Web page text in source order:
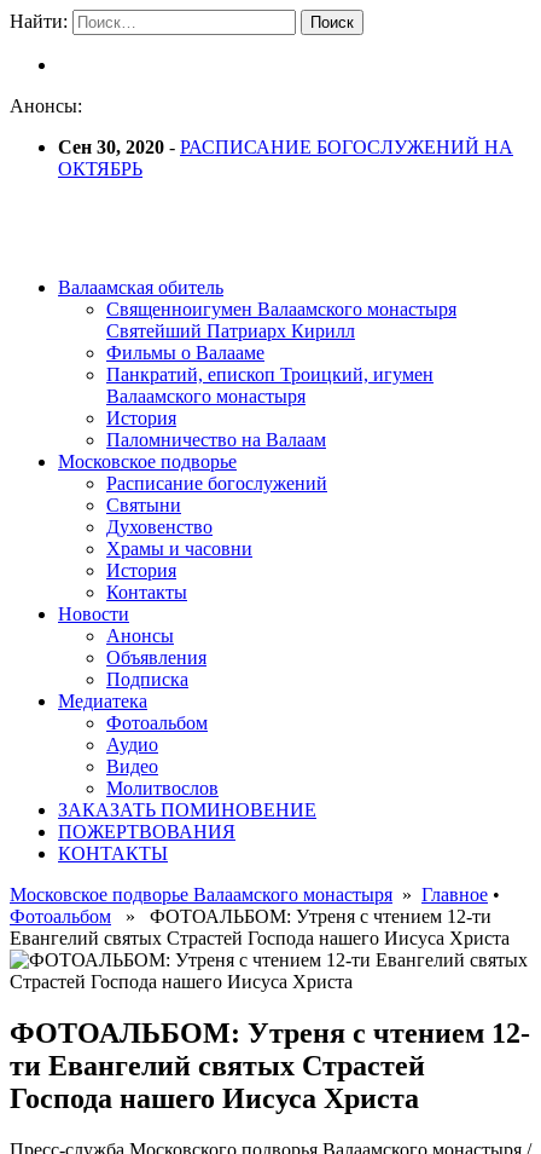
Найти:
Анонсы:
Сен 30, 2020 - РАСПИСАНИЕ БОГОСЛУЖЕНИЙ НА
ОКТЯБРЬ
Валаамская обитель
Священноигумен Валаамского монастыря
Святейший Патриарх Кирилл
Фильмы о Валааме
Панкратий, епископ Троицкий, игумен
Валаамского монастыря
История
Паломничество на Валаам
Московское подворье
Расписание богослужений
Святыни
Духовенство
Храмы и часовни
История
Контакты
Новости
Анонсы
Объявления
Подписка
Медиатека
Фотоальбом
Аудио
Видео
Молитвослов
ЗАКАЗАТЬ ПОМИНОВЕНИЕ
ПОЖЕРТВОВАНИЯ
КОНТАКТЫ
Московское подворье Валаамского монастыря » Главное •
Фотоальбом » ФОТОАЛЬБОМ: Утреня с чтением 12-ти
Евангелий святых Страстей Господа нашего Иисуса Христа
ФОТОАЛЬБОМ: Утреня с чтением 12-
ти Евангелий святых Страстей
Господа нашего Иисуса Христа
Пресс-служба Московского подворья Валаамского монастыря /